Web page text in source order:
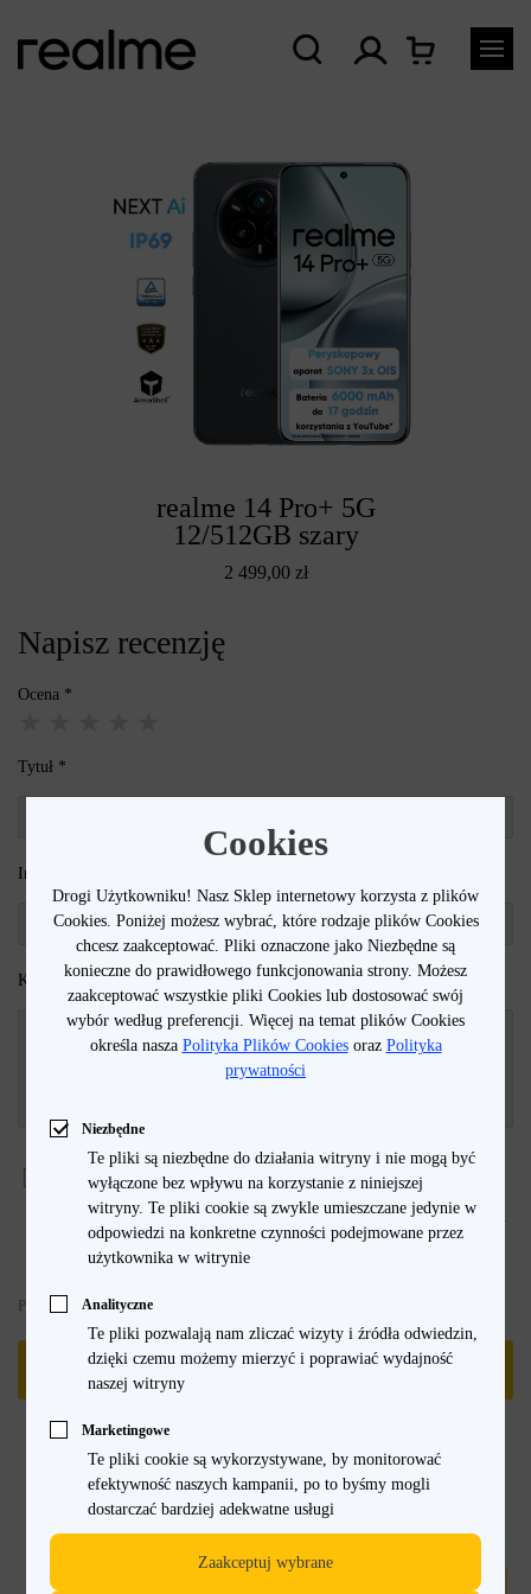
realme 14 Pro+ 5G
12/512GB szary
2 499,00 zł
Napisz recenzję
Ocena
Tytuł
Imię
Komentarz
Oświadczam, że zapoznałem się i akceptuję treść Regulaminu Sklepu
Regulaminu Zamieszczania Opinii
Polityki prywatnościsklepu
internetowego prowadzonego przez NextM Sp. z o.o. z siedzibą pod adresem ul.
Komisji Edukacji Narodowej 36/112B, 02-797 Warszawa, KRS: 0000556751,
NIP: 9512392427, REGON: 361478696
Pola oznaczone gwiazdką (*) są wymagane
WYŚLIJ
Dołącz do newslettera!
Cookies
Drogi Użytkowniku! Nasz Sklep internetowy korzysta z plików
Cookies. Poniżej możesz wybrać, które rodzaje plików Cookies
chcesz zaakceptować. Pliki oznaczone jako Niezbędne są
konieczne do prawidłowego funkcjonowania strony. Możesz
zaakceptować wszystkie pliki Cookies lub dostosować swój
wybór według preferencji. Więcej na temat plików Cookies
określa nasza Polityka Plików Cookiesoraz Polityka
prywatności
Niezbędne
Te pliki są niezbędne do działania witryny i nie mogą być
wyłączone bez wpływu na korzystanie z niniejszej
witryny. Te pliki cookie są zwykle umieszczane jedynie w
odpowiedzi na konkretne czynności podejmowane przez
użytkownika w witrynie
Analityczne
Te pliki pozwalają nam zliczać wizyty i źródła odwiedzin,
dzięki czemu możemy mierzyć i poprawiać wydajność
naszej witryny
Marketingowe
Te pliki cookie są wykorzystywane, by monitorować
efektywność naszych kampanii, po to byśmy mogli
dostarczać bardziej adekwatne usługi
Zaakceptuj wybrane